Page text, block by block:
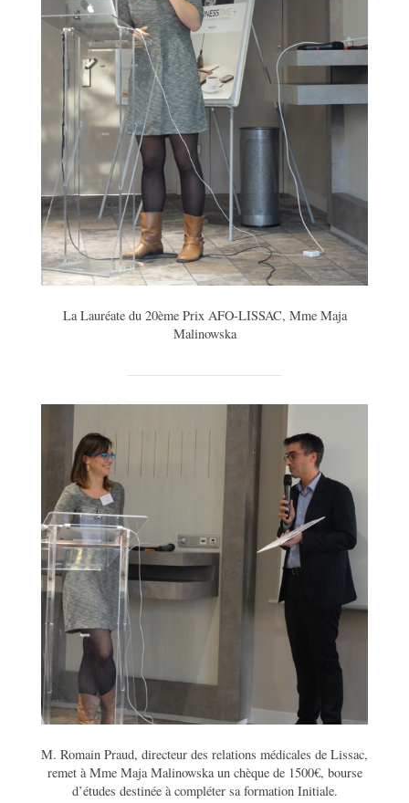
La Lauréate du 20ème Prix AFO-LISSAC, Mme Maja
Malinowska
M. Romain Praud, directeur des relations médicales de Lissac,
remet à Mme Maja Malinowska un chèque de 1500€, bourse
d’études destinée à compléter sa formation Initiale.